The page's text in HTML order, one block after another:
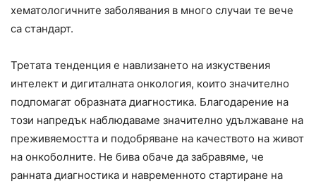
хематологичните заболявания в много случаи те вече
са стандарт.
Третата тенденция е навлизането на изкуствения
интелект и дигиталната онкология, които значително
подпомагат образната диагностика. Благодарение на
този напредък наблюдаваме значително удължаване на
преживяемостта и подобряване на качеството на живот
на онкоболните. Не бива обаче да забравяме, че
ранната диагностика и навременното стартиране на